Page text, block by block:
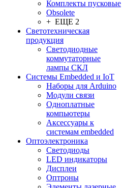
Комплекты пусковые
Obsolete
+ ЕЩЕ 2
Светотехническая
продукция
Светодиодные
коммутаторные
лампы СКЛ
Системы Embedded и IoT
Наборы для Arduino
Модули связи
Одноплатные
компьютеры
Аксессуары к
системам embedded
Oптоэлектроника
Светодиоды
LED индикаторы
Дисплеи
Оптроны